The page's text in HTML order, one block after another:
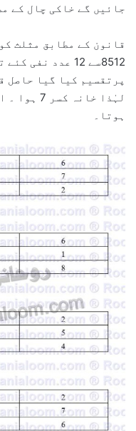
جائیں گے خاکی چال کے
قانون کے مطابق مثلث
ہوتا۔